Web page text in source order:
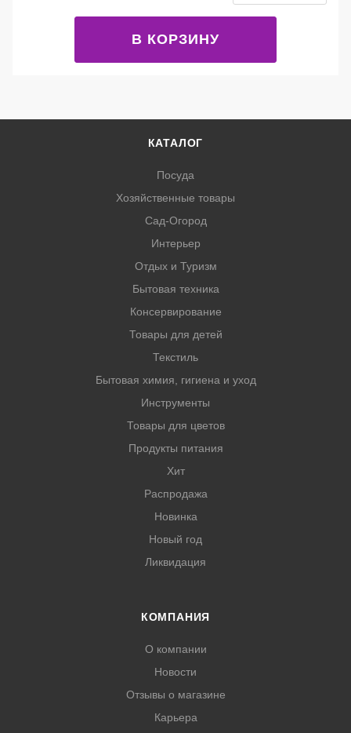
В КОРЗИНУ
КАТАЛОГ
Посуда
Хозяйственные товары
Сад-Огород
Интерьер
Отдых и Туризм
Бытовая техника
Консервирование
Товары для детей
Текстиль
Бытовая химия, гигиена и уход
Инструменты
Товары для цветов
Продукты питания
Хит
Распродажа
Новинка
Новый год
Ликвидация
КОМПАНИЯ
О компании
Новости
Отзывы о магазине
Карьера